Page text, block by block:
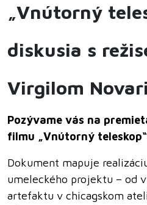
„Vnútorný
diskusia s
Virgilom
Pozývame vás na
filmu „Vnútorný
Dokument mapuje
umeleckého projektu – od
artefaktu v chicagskom